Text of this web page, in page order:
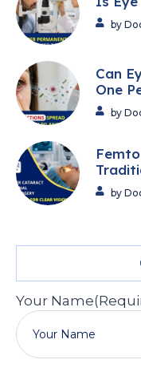
by
Can
One
by
by
Your Name